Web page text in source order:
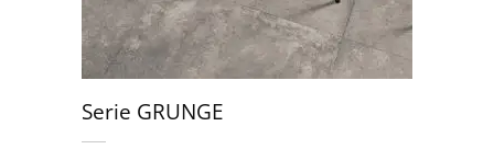
Serie GRUNGE